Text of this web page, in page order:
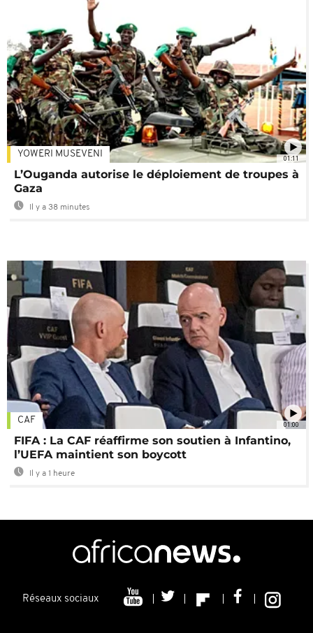
01:11
YOWERI MUSEVENI
L’Ouganda autorise le déploiement de troupes à
Gaza
Il y a 38 minutes
01:00
CAF
FIFA : La CAF réaffirme son soutien à Infantino,
l’UEFA maintient son boycott
Il y a 1 heure
Réseaux sociaux